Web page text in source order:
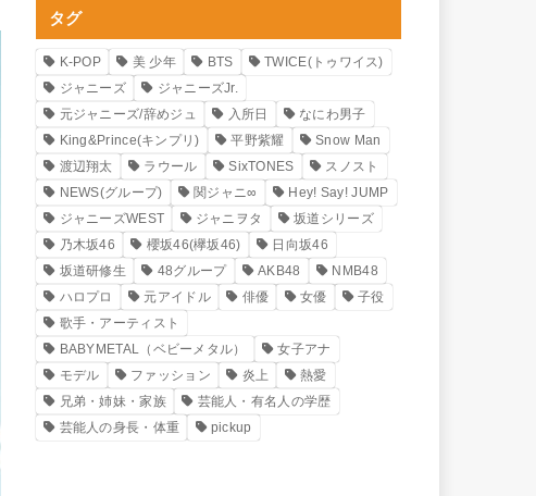
タグ
K-POP 美 少年 BTS
TWICE(トゥワイス)
ジャニーズ
ジャニーズJr.
元ジャニーズ/辞めジュ
入所日
なにわ男子
King&Prince(キンプリ)
平野紫耀
Snow Man
渡辺翔太
ラウール SixTONES
スノスト
NEWS(グループ)
関ジャニ∞
Hey! Say! JUMP
ジャニーズWEST
ジャニヲタ
坂道シリーズ
乃木坂46
櫻坂46(欅坂46)
日向坂46
坂道研修生
48グループ AKB48
NMB48
ハロプロ
元アイドル 俳優 女優
子役
歌手・アーティスト
BABYMETAL（ベビーメタル）
女子アナ
モデル
ファッション 炎上
熱愛
兄弟・姉妹・家族
芸能人・有名人の学歴
芸能人の身長・体重
pickup